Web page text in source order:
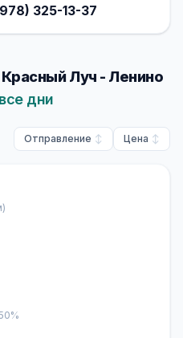
325-13-37
Красный Луч - Ленино
все дни
Отправление Цена